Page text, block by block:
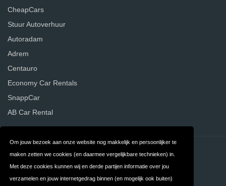
Om jouw bezoek aan onze website nog makkelijk en persoonlijker te
maken zetten we cookies (en daarmee vergelijkbare technieken) in.
Met deze cookies kunnen wij en derde partijen informatie over jou
verzamelen en jouw internetgedrag binnen (en mogelijk ook buiten)
CheapCars
Stuur Autoverhuur
Autoradam
Adrem
Centauro
Economy Car Rentals
SnappCar
AB Car Rental
Contact Privacy
Algemene FAQ